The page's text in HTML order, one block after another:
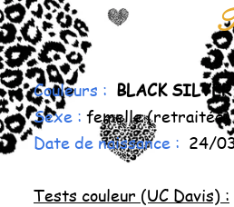
Couleurs : BLACK
Sexe : femelle (retraitée)
Date de naissance : 24/
Tests couleur (UC Davis) :